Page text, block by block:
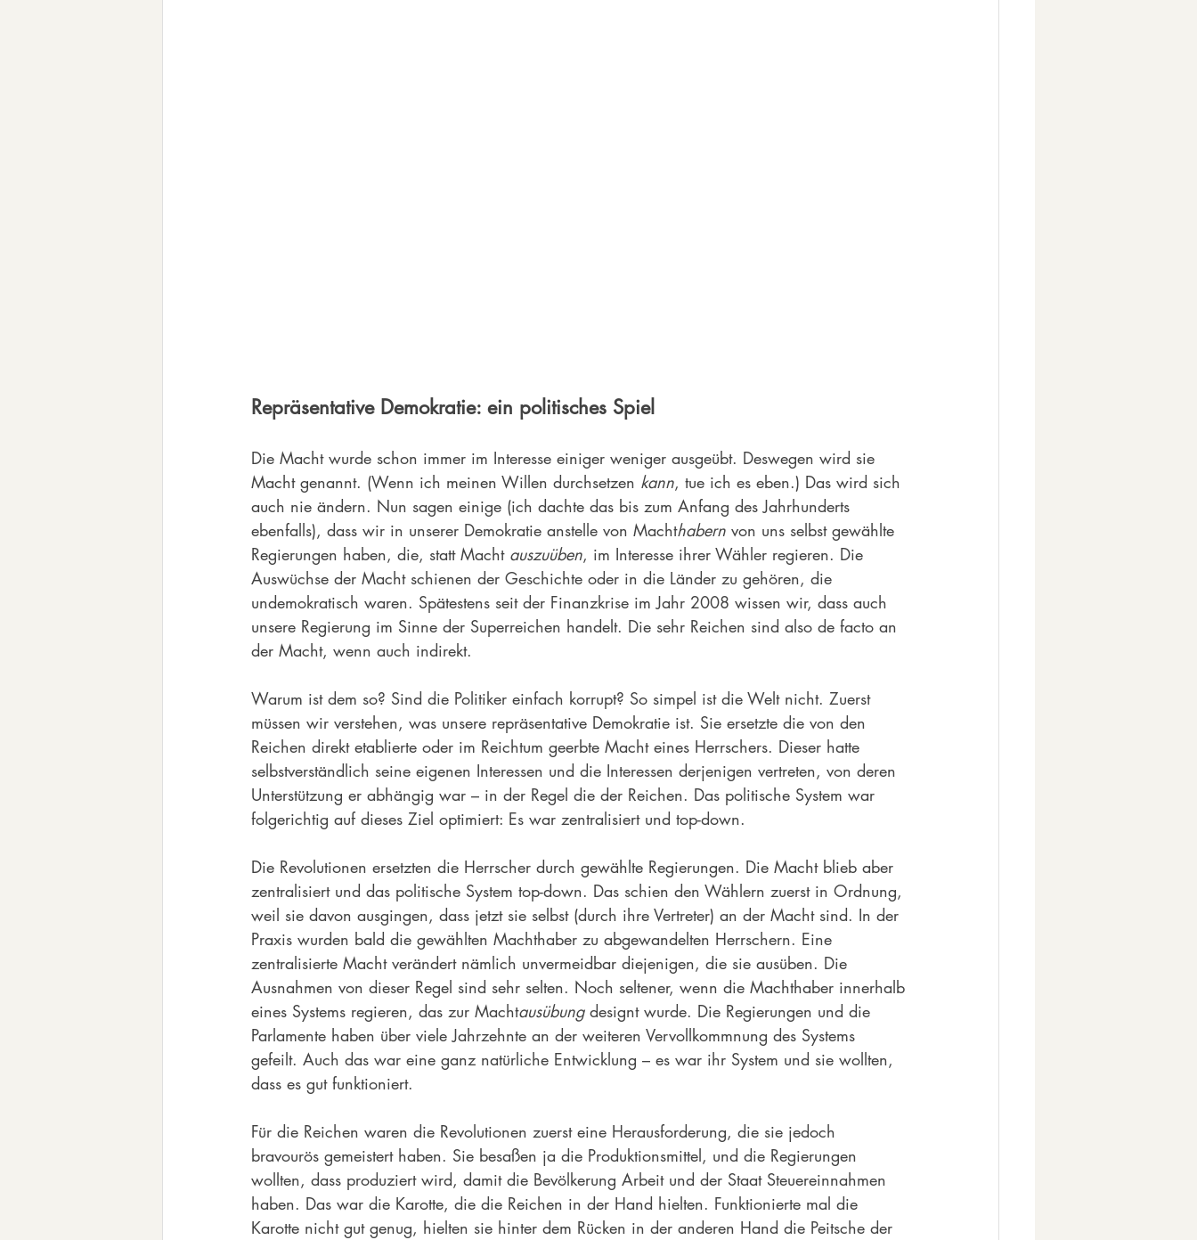
Repräsentative Demokratie: ein politisches Spiel
Die Macht wurde schon immer im Interesse einiger weniger ausgeübt. Deswegen wird sie
Macht genannt. (Wenn ich meinen Willen durchsetzen kann, tue ich es eben.) Das wird sich
auch nie ändern. Nun sagen einige (ich dachte das bis zum Anfang des Jahrhunderts
ebenfalls), dass wir in unserer Demokratie anstelle von Machthabern von uns selbst gewählte
Regierungen haben, die, statt Macht auszuüben, im Interesse ihrer Wähler regieren. Die
Auswüchse der Macht schienen der Geschichte oder in die Länder zu gehören, die
undemokratisch waren. Spätestens seit der Finanzkrise im Jahr 2008 wissen wir, dass auch
unsere Regierung im Sinne der Superreichen handelt. Die sehr Reichen sind also de facto an
der Macht, wenn auch indirekt.
Warum ist dem so? Sind die Politiker einfach korrupt? So simpel ist die Welt nicht. Zuerst
müssen wir verstehen, was unsere repräsentative Demokratie ist. Sie ersetzte die von den
Reichen direkt etablierte oder im Reichtum geerbte Macht eines Herrschers. Dieser hatte
selbstverständlich seine eigenen Interessen und die Interessen derjenigen vertreten, von deren
Unterstützung er abhängig war – in der Regel die der Reichen. Das politische System war
folgerichtig auf dieses Ziel optimiert: Es war zentralisiert und top-down.
Die Revolutionen ersetzten die Herrscher durch gewählte Regierungen. Die Macht blieb aber
zentralisiert und das politische System top-down. Das schien den Wählern zuerst in Ordnung,
weil sie davon ausgingen, dass jetzt sie selbst (durch ihre Vertreter) an der Macht sind. In der
Praxis wurden bald die gewählten Machthaber zu abgewandelten Herrschern. Eine
zentralisierte Macht verändert nämlich unvermeidbar diejenigen, die sie ausüben. Die
Ausnahmen von dieser Regel sind sehr selten. Noch seltener, wenn die Machthaber innerhalb
eines Systems regieren, das zur Machtausübung designt wurde. Die Regierungen und die
Parlamente haben über viele Jahrzehnte an der weiteren Vervollkommnung des Systems
gefeilt. Auch das war eine ganz natürliche Entwicklung – es war ihr System und sie wollten,
dass es gut funktioniert.
Für die Reichen waren die Revolutionen zuerst eine Herausforderung, die sie jedoch
bravourös gemeistert haben. Sie besaßen ja die Produktionsmittel, und die Regierungen
wollten, dass produziert wird, damit die Bevölkerung Arbeit und der Staat Steuereinnahmen
haben. Das war die Karotte, die die Reichen in der Hand hielten. Funktionierte mal die
Karotte nicht gut genug, hielten sie hinter dem Rücken in der anderen Hand die Peitsche der